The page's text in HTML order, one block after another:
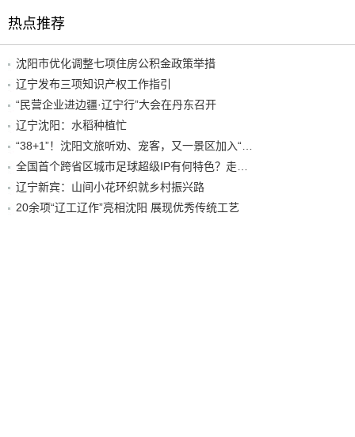
热点推荐
沈阳市优化调整七项住房公积金政策举措
辽宁发布三项知识产权工作指引
“民营企业进边疆·辽宁行”大会在丹东召开
辽宁沈阳：水稻种植忙
辽宁新宾：山间小花环织就乡村振兴路
20余项“辽工辽作”亮相沈阳 展现优秀传统工艺